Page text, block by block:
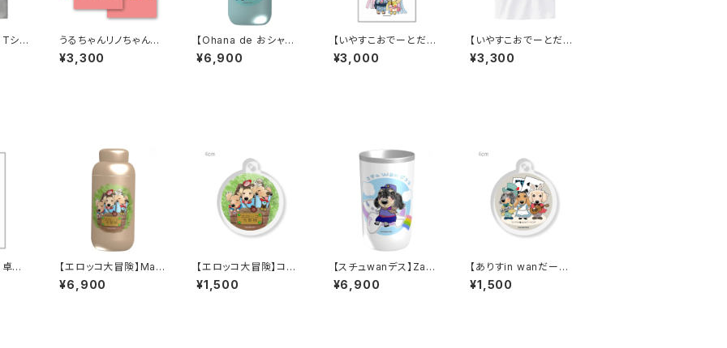
Tシャ
うるちゃんリノちゃんマ
マ様専用『名刺100枚セ
ット』typeA
¥3,300
【Ohana de おシャネ
～る】Maluttoサーモス
テンレスボトル 400ml
¥6,900
【いやすこおでーとだっ
ちゃだれ～♡】卓上メモ
（メッセージカード）
¥3,000
【いやすこおでーとだっ
ちゃだれ～♡】ワンポイ
ントTシャツ／白
¥3,300
卓上
【エロッコ大冒険】Malu
ttoサーモステンレスボ
トル 400ml／ベージュ
¥6,900
【エロッコ大冒険】コー
ティング円形キーホルダ
ー
¥1,500
【スチュwanデス】ZaLa
tto サーモタンブラー 4
50ml
¥6,900
【ありすin wanだーバ
ンド】コーティング円形
キーホルダー
¥1,500